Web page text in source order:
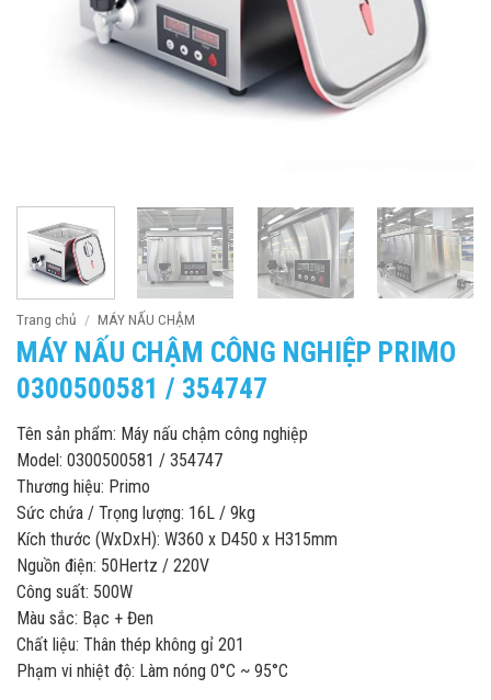
Trang chủ / MÁY NẤU CHẬM
MÁY NẤU CHẬM CÔNG NGHIỆP PRIMO
0300500581 / 354747
Tên sản phẩm: Máy nấu chậm công nghiệp
Model: 0300500581 / 354747
Thương hiệu: Primo
Sức chứa / Trọng lượng: 16L / 9kg
Kích thước (WxDxH): W360 x D450 x H315mm
Nguồn điện: 50Hertz / 220V
Công suất: 500W
Màu sắc: Bạc + Đen
Chất liệu: Thân thép không gỉ 201
Phạm vi nhiệt độ: Làm nóng 0°C ~ 95°C